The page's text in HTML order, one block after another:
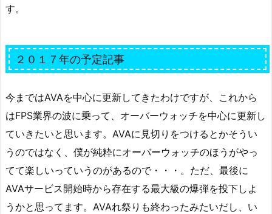
す。
２０１７年の予定記事
今まではAVAを中心に更新してきたわけですが、これから
はFPS業界の波に乗って、オーバーウォッチを中心に更新し
ていきたいと思います。AVAに見切りをつけるとかそうい
うのではなく、僕が純粋にオーバーウォッチのほうがやっ
てて楽しいっていうのがあるので・・・。ただ、最後に
AVAサービス開始時から存在する最大級の爆弾を投下しよ
うかと思ってます。AVAれ祭りも終わったみたいだし、い